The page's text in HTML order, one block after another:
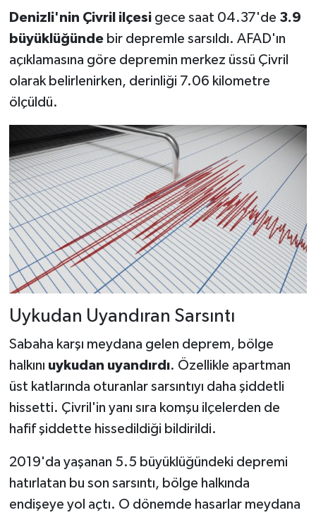
Denizli'nin Çivril ilçesigece saat 04.37'de 3.9
büyüklüğündebir depremle sarsıldı. AFAD'ın
açıklamasına göre depremin merkez üssü Çivril
olarak belirlenirken, derinliği 7.06 kilometre
ölçüldü.
Uykudan Uyandıran Sarsıntı
Sabaha karşı meydana gelen deprem, bölge
halkını uykudan uyandırdı. Özellikle apartman
üst katlarında oturanlar sarsıntıyı daha şiddetli
hissetti. Çivril'in yanı sıra komşu ilçelerden de
hafif şiddette hissedildiği bildirildi.
2019'da yaşanan 5.5 büyüklüğündeki depremi
hatırlatan bu son sarsıntı, bölge halkında
endişeye yol açtı. O dönemde hasarlar meydana